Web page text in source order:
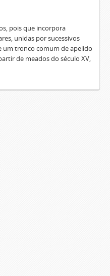
pois que incorpora
unidas por sucessivos
um tronco comum de apelido
de meados do século XV,